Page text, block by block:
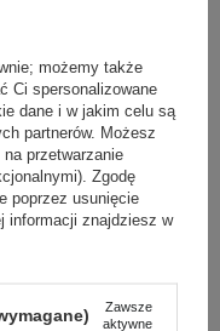
do Cosipedii
możemy także
Ci spersonalizowane
dane i w jakim celu są
partnerów. Możesz
przetwarzanie
Zgodę
poprzez usunięcie
informacji znajdziesz w
Zawsze
aktywne